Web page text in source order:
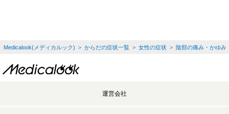
Medicalook(メディカルック) > からだの症状一覧> 女性の症状> 陰部の痛み・かゆみ
運営会社